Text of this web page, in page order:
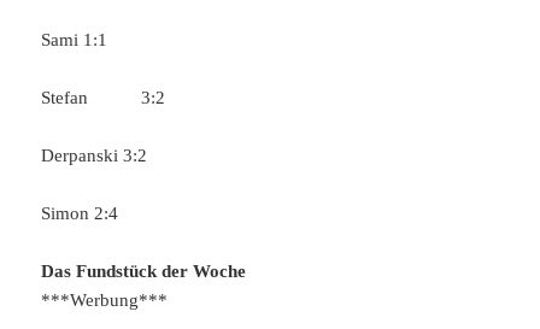
Sami 1:1
Stefan 3:2
Derpanski 3:2
Simon 2:4
Das Fundstück der Woche
***Werbung***